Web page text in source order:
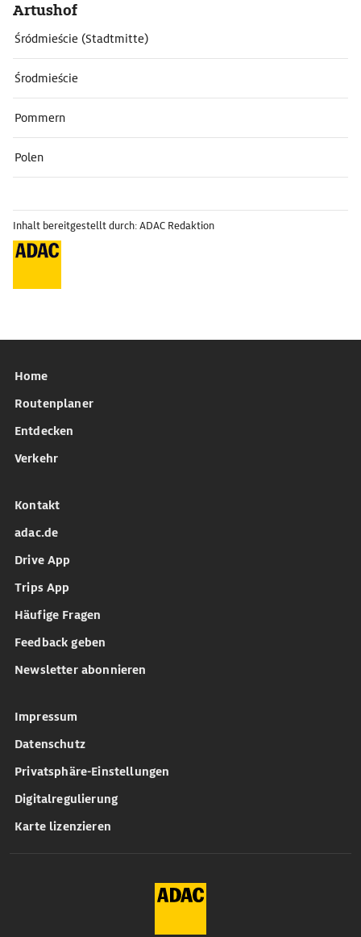
Artushof
Śródmieście (Stadtmitte)
Środmieście
Pommern
Polen
Inhalt bereitgestellt durch: ADAC Redaktion
Home
Routenplaner
Entdecken
Verkehr
Kontakt
adac.de
Drive App
Trips App
Häufige Fragen
Feedback geben
Newsletter abonnieren
Impressum
Datenschutz
Privatsphäre-Einstellungen
Digitalregulierung
Karte lizenzieren